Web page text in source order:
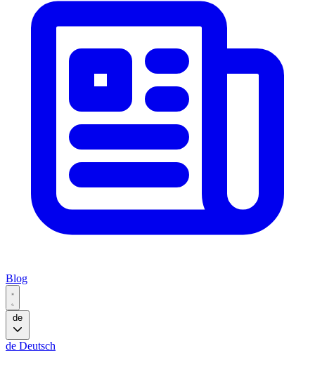
Blog
de
de Deutsch